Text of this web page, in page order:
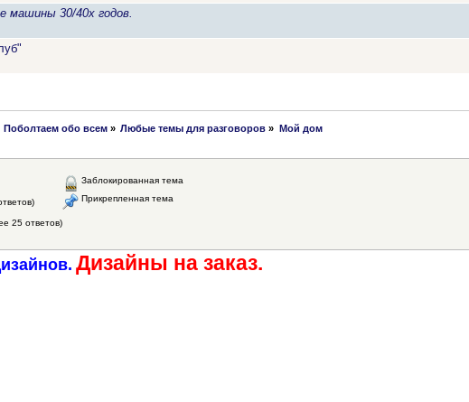
машины 30/40х годов.
Поболтаем обо всем» Любые темы для разговоров » Мой дом
25 ответов)
Заблокированная тема
Прикрепленная тема
Дизайны на заказ.